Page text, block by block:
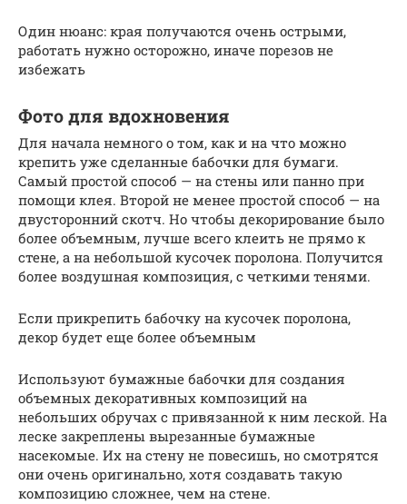
Один нюанс: края получаются очень острыми,
работать нужно осторожно, иначе порезов не
избежать
Фото для вдохновения
Для начала немного о том, как и на что можно
крепить уже сделанные бабочки для бумаги.
Самый простой способ — на стены или панно при
помощи клея. Второй не менее простой способ — на
двусторонний скотч. Но чтобы декорирование было
более объемным, лучше всего клеить не прямо к
стене, а на небольшой кусочек поролона. Получится
более воздушная композиция, с четкими тенями.
Если прикрепить бабочку на кусочек поролона,
декор будет еще более объемным
Используют бумажные бабочки для создания
объемных декоративных композиций на
небольших обручах с привязанной к ним леской. На
леске закреплены вырезанные бумажные
насекомые. Их на стену не повесишь, но смотрятся
они очень оригинально, хотя создавать такую
композицию сложнее, чем на стене.